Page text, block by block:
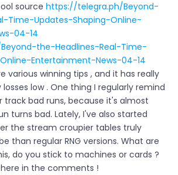
source https://telegra.ph/Beyond-
Time-Updates-Shaping-Online-
04-14
the-Headlines-Real-Time-
Entertainment-News-04-14
various winning tips , and it has really
low . One thing I regularly remind
track bad runs, because it's almost
turns bad. Lately, I've also started
the stream croupier tables truly
than regular RNG versions. What are
do you stick to machines or cards ?
in the comments !